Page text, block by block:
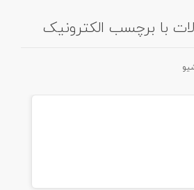
با برچسب الکترونیک